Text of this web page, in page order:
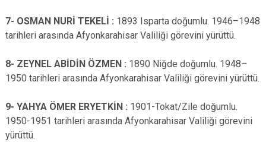
7- OSMAN NURİ TEKELİ : 1893 Isparta doğumlu. 1946–1948
tarihleri arasında Afyonkarahisar Valiliği görevini yürüttü.
8- ZEYNEL ABİDİN ÖZMEN : 1890 Niğde doğumlu. 1948–
1950 tarihleri arasında Afyonkarahisar Valiliği görevini yürüttü.
9- YAHYA ÖMER ERYETKİN : 1901-Tokat/Zile doğumlu.
1950-1951 tarihleri arasında Afyonkarahisar Valiliği görevini
yürüttü.